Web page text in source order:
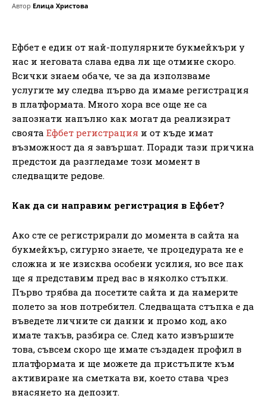
Автор Елица Христова
Ефбет е един от най-популярните букмейкъри у
нас и неговата слава едва ли ще отмине скоро.
Всички знаем обаче, че за да използваме
услугите му следва първо да имаме регистрация
в платформата. Много хора все още не са
запознати напълно как могат да реализират
своята Ефбет регистрация и от къде имат
възможност да я завършат. Поради тази причина
предстои да разгледаме този момент в
следващите редове.
Как да си направим регистрация в Ефбет?
Ако сте се регистрирали до момента в сайта на
букмейкър, сигурно знаете, че процедурата не е
сложна и не изисква особени усилия, но все пак
ще я представим пред вас в няколко стъпки.
Първо трябва да посетите сайта и да намерите
полето за нов потребител. Следващата стъпка е да
въведете личните си данни и промо код, ако
имате такъв, разбира се. След като извършите
това, съвсем скоро ще имате създаден профил в
платформата и ще можете да пристъпите към
активиране на сметката ви, което става чрез
внасянето на депозит.